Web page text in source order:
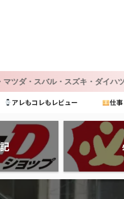
スズキ・ダイハツ・ミツビシ
アレもコレもレビュー 仕